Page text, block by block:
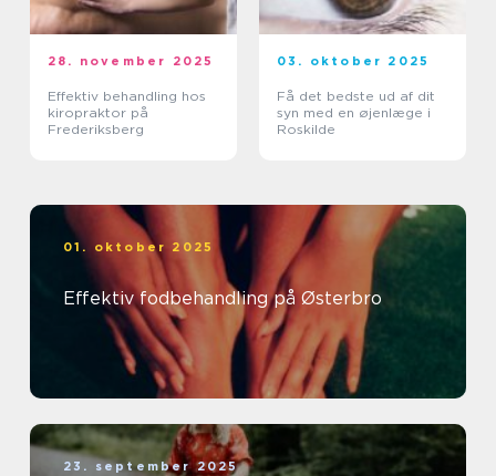
28. november 2025
Effektiv behandling hos
kiropraktor på
Frederiksberg
03. oktober 2025
Få det bedste ud af dit
syn med en øjenlæge i
Roskilde
01. oktober 2025
Effektiv fodbehandling på Østerbro
23. september 2025